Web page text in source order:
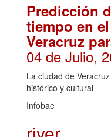
Predicción
tiempo en
Veracruz
04 de Julio,
La ciudad de
histórico y cultural
Infobae